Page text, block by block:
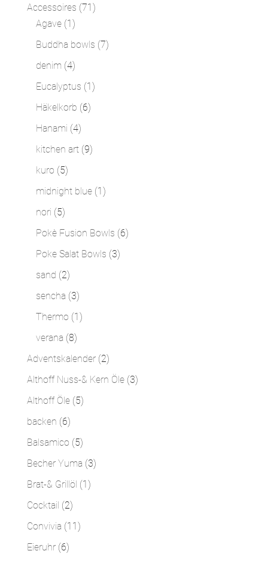
Accessoires 71 71
Agave 1 1
Produkt
Buddha bowls 77
denim 44
Produkte
Eucalyptus 1 1
Häkelkorb 66
Hanami 44
Produkte
kitchen art 99
kuro 55
Produkte
midnight blue 1 1
nori 55
Produkte
Pokè Fusion Bowls 66
Poke Salat Bowls 33
sand 22
Produkte
sencha 33
Produkte
Thermo 1 1
verana 88
Produkte
Adventskalender 22
Produkte
Althoff Nuss-& Kern Öle 33
Althoff Öle 55
backen 66
Produkte
Balsamico 55
Produkte
Becher Yuma 33
Brat-& Grillöl 1 1
Cocktail 22
Produkte
Convivia 11 11
Eieruhr 66